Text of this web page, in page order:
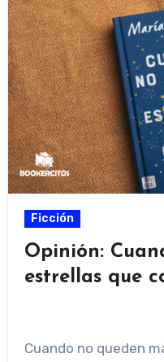
Ficción
Opinión:
estrellas que
Cuando no queden